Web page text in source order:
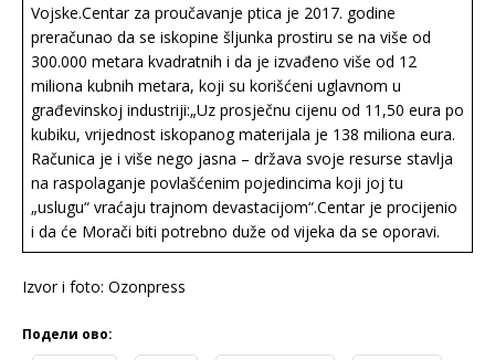
Vojske.Centar za proučavanje ptica je 2017. godine
preračunao da se iskopine šljunka prostiru se na više od
300.000 metara kvadratnih i da je izvađeno više od 12
miliona kubnih metara, koji su korišćeni uglavnom u
građevinskoj industriji:„Uz prosječnu cijenu od 11,50 eura po
kubiku, vrijednost iskopanog materijala je 138 miliona eura.
Računica je i više nego jasna – država svoje resurse stavlja
na raspolaganje povlašćenim pojedincima koji joj tu
„uslugu“ vraćaju trajnom devastacijom“.Centar je procijenio
i da će Morači biti potrebno duže od vijeka da se oporavi.
Izvor i foto: Ozonpress
Подели ово: